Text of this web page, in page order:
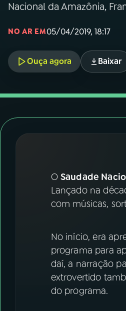
05 PODCASTS
06VIDEOCASTS
07ÚLTIMAS
YouTube
Instagram X
Nacional da Amazônia,
NO AR EM05/04/2019, 18:17
Ouça agora Baixar
O Saudade
Lançado na
com músicas,
No início, era
programa para
daí, a narração
extrovertido
do programa.